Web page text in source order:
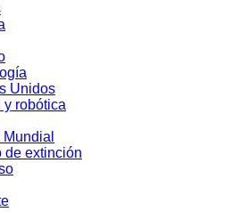
Unidos
y robótica
de extinción